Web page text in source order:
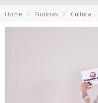
Home Notícias Cultura